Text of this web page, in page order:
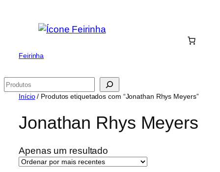
Feirinha
Pesquisar
Início/ Produtos etiquetados com “Jonathan Rhys Meyers”
Jonathan Rhys Meyers
Apenas um resultado